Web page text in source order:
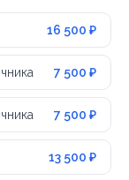
16 500 ₽
7 500 ₽
7 500 ₽
13 500 ₽